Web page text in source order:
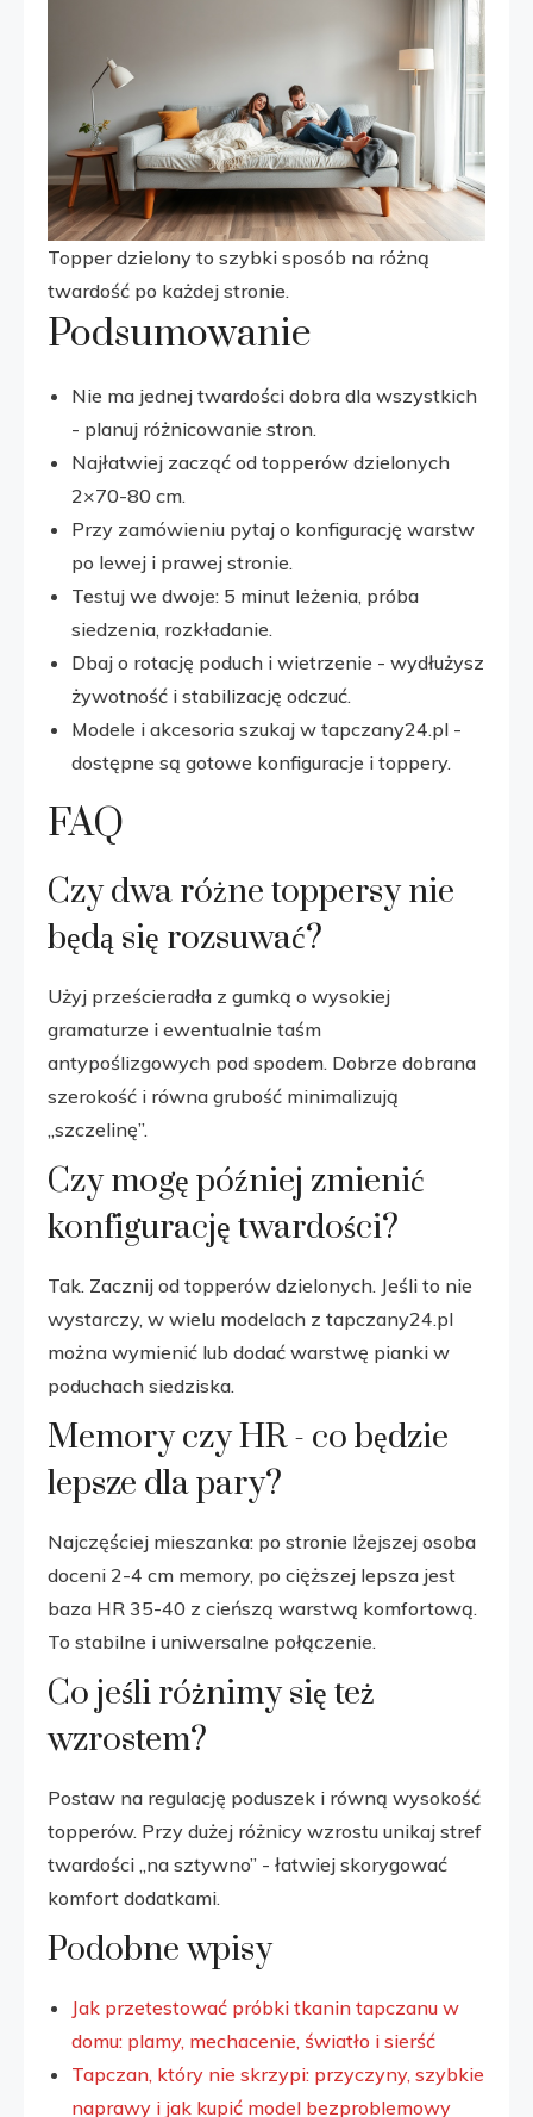
Topper dzielony to szybki sposób na różną
twardość po każdej stronie.
Podsumowanie
Nie ma jednej twardości dobra dla wszystkich
- planuj różnicowanie stron.
Najłatwiej zacząć od topperów dzielonych
2×70-80 cm.
Przy zamówieniu pytaj o konfigurację warstw
po lewej i prawej stronie.
Testuj we dwoje: 5 minut leżenia, próba
siedzenia, rozkładanie.
Dbaj o rotację poduch i wietrzenie - wydłużysz
żywotność i stabilizację odczuć.
Modele i akcesoria szukaj w tapczany24.pl -
dostępne są gotowe konfiguracje i toppery.
FAQ
Czy dwa różne toppersy nie
będą się rozsuwać?
Użyj prześcieradła z gumką o wysokiej
gramaturze i ewentualnie taśm
antypoślizgowych pod spodem. Dobrze dobrana
szerokość i równa grubość minimalizują
„szczelinę”.
Czy mogę później zmienić
konfigurację twardości?
Tak. Zacznij od topperów dzielonych. Jeśli to nie
wystarczy, w wielu modelach z tapczany24.pl
można wymienić lub dodać warstwę pianki w
poduchach siedziska.
Memory czy HR - co będzie
lepsze dla pary?
Najczęściej mieszanka: po stronie lżejszej osoba
doceni 2-4 cm memory, po cięższej lepsza jest
baza HR 35-40 z cieńszą warstwą komfortową.
To stabilne i uniwersalne połączenie.
Co jeśli różnimy się też
wzrostem?
Postaw na regulację poduszek i równą wysokość
topperów. Przy dużej różnicy wzrostu unikaj stref
twardości „na sztywno” - łatwiej skorygować
komfort dodatkami.
Podobne wpisy
Jak przetestować próbki tkanin tapczanu w
domu: plamy, mechacenie, światło i sierść
Tapczan, który nie skrzypi: przyczyny, szybkie
naprawy i jak kupić model bezproblemowy